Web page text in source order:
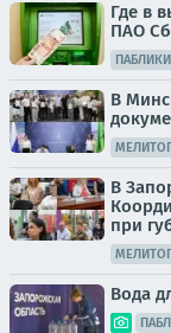
Где в
ПАО
ПАБЛИКИ
В
В
при
Вода